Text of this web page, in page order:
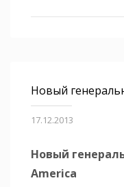
Новый
17.12.2013
Новый
America